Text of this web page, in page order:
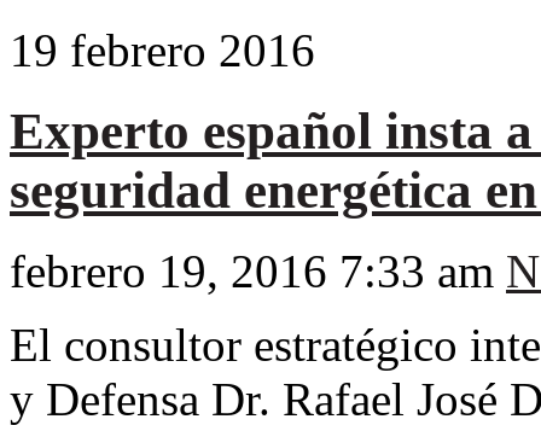
19 febrero 2016
Experto español insta
seguridad energética
febrero 19, 2016 7:33 am
El consultor estratégico
y Defensa Dr. Rafael José